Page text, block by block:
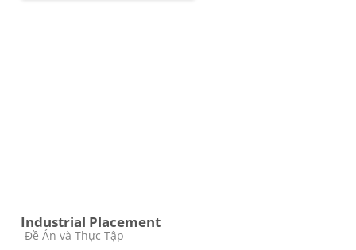
Industrial Placement
Course category
Đề Án và Thực Tập